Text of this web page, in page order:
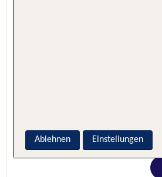
Ablehnen Einstellungen